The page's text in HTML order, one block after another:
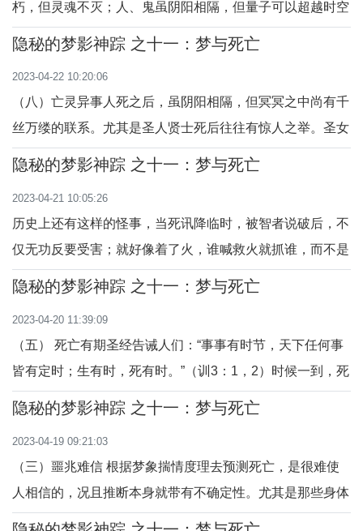
朽，但灵魂不灭；人、鬼虽阴阳相隔，但量子可以超越时空
相互纠缠；鬼和人一样有喜怒哀乐的情绪，含恨而死的冤魂
道，怨魂通过梦的途径或别的办法与阳界联络诉冤吐恨，暴
露真相，以实现擒凶除暴的良好愿望。
隐秘的梦影神踪 之十一：梦与死亡
2023-04-22 10:20:06
（八）亡灵异事人死之后，虽阴阳相隔，但冥冥之中尚有千
丝万缕的联系。尤其是圣人贤士死后往往有惊人之举。圣女
依搦斯·蒙德波，是多明我会最伟大的圣女之一。15岁时，
稣显现给他，依搦斯获得了亲手抱圣婴的特恩。天神好几次
送圣体给他，同院的修女常见她神魂超拔，已
隐秘的梦影神踪 之十一：梦与死亡
2023-04-21 10:05:26
历史上还有这样的怪事，当死讯降临时，被智者说破后，不
仅无功反要受害；就好像着了火，谁喊救火就抓谁，而不是
去救火，这才叫真正的“祸从口出”，说实话者得实祸！有对
燥热冷血，残酷地转移到释梦的智者头上，这类权焰熏天的
当政者是多么的野兽般蛮横！据《太平广记
隐秘的梦影神踪 之十一：梦与死亡
2023-04-20 11:39:09
（五） 死亡有期圣经告诫人们：“事事有时节，天下任何事
皆有定时；生有时，死有时。”（训3：1，2）时候一到，死
神就来。不管你是谁，也不管你是否愿意，即刻鼻断气、心
之轭的轻重、难易和所需的工作日的长短，决定给人存款数
额的多与寡，一次性存放。无增无减也无
隐秘的梦影神踪 之十一：梦与死亡
2023-04-19 09:21:03
（三）噩兆难信 根据梦象揣情度理去预测死亡，是很难使
人相信的，况且推断本身就带有不确定性。尤其是那些身体
健康的人更是不肯相信。有的死讯是通过险恶的喜悦之情显